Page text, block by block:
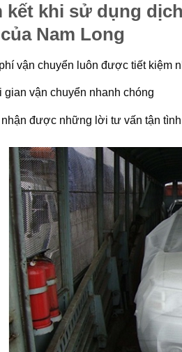
kết khi sử dụng
Nam Long
vận chuyển luôn được tiết kiệm
gian vận chuyển nhanh chóng
nhận được những lời tư vấn tận